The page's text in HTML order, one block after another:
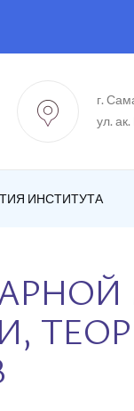
г.
ул.
ИНСТИТУТА